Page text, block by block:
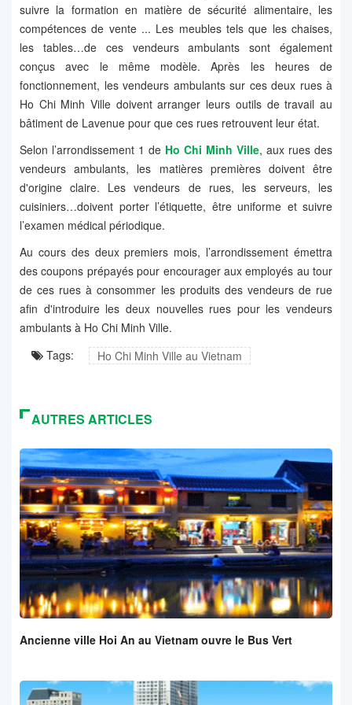
suivre la formation en matière de sécurité alimentaire, les
compétences de vente ... Les meubles tels que les chaises,
les tables…de ces vendeurs ambulants sont également
conçus avec le même modèle. Après les heures de
fonctionnement, les vendeurs ambulants sur ces deux rues à
Ho Chi Minh Ville doivent arranger leurs outils de travail au
bâtiment de Lavenue pour que ces rues retrouvent leur état.
Selon l’arrondissement 1 de Ho Chi Minh Ville, aux rues des
vendeurs ambulants, les matières premières doivent être
d'origine claire. Les vendeurs de rues, les serveurs, les
cuisiniers…doivent porter l’étiquette, être uniforme et suivre
l’examen médical périodique.
Au cours des deux premiers mois, l’arrondissement émettra
des coupons prépayés pour encourager aux employés au tour
de ces rues à consommer les produits des vendeurs de rue
afin d'introduire les deux nouvelles rues pour les vendeurs
ambulants à Ho Chi Minh Ville.
Tags:
Ho Chi Minh Ville au Vietnam
AUTRES ARTICLES
Ancienne ville Hoi An au Vietnam ouvre le Bus Vert